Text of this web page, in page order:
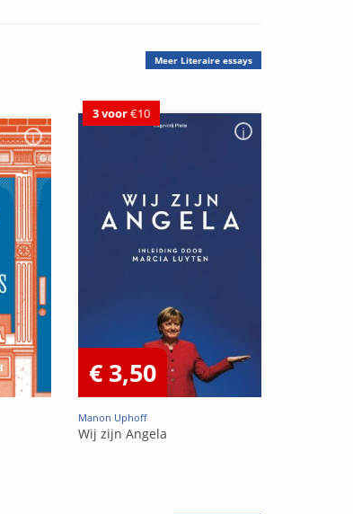
Meer Literaire essays
3 voor€10
€ 3,50
Manon Uphoff
Wij zijn Angela